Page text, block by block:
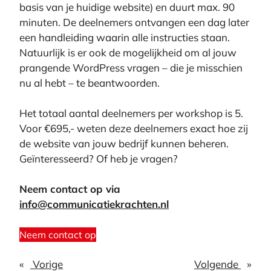
basis van je huidige website) en duurt max. 90
minuten. De deelnemers ontvangen een dag later
een handleiding waarin alle instructies staan.
Natuurlijk is er ook de mogelijkheid om al jouw
prangende WordPress vragen – die je misschien
nu al hebt – te beantwoorden.
Het totaal aantal deelnemers per workshop is 5.
Voor €695,- weten deze deelnemers exact hoe zij
de website van jouw bedrijf kunnen beheren.
Geïnteresseerd? Of heb je vragen?
Neem contact op via
info@communicatiekrachten.nl
Neem contact op
« Vorige Volgende »